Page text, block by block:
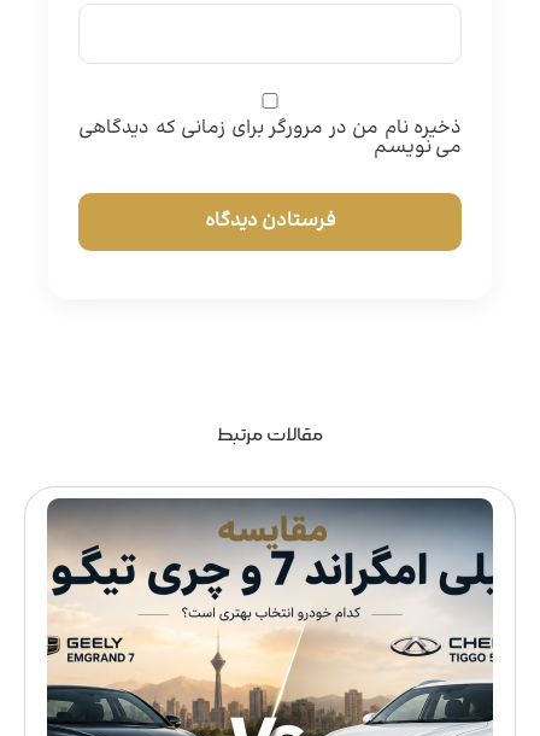
ذخیره نام من در مرورگر برای زمانی که دیدگاهی
می نویسم
مقالات مرتبط